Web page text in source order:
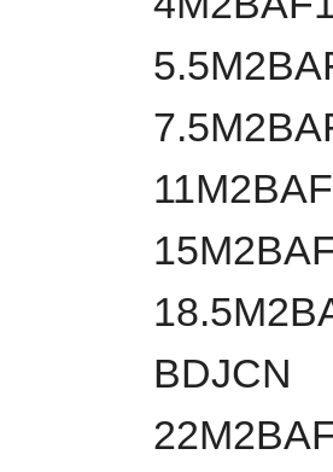
5.5
7.5
11
15
18.5
BDJCN
22